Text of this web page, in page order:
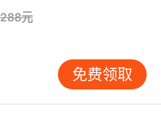
Receptive Skills
对2000+小时音频
能力图谱。当系统检
动推送含thinkthis等
测试显示，使用该系
元
免费领取